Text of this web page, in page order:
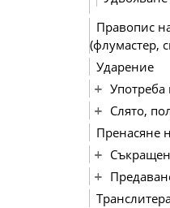
Правопис
(флумастер,
Ударение
Слято,
Пренасяне